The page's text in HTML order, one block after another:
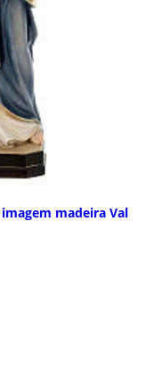
madeira Val